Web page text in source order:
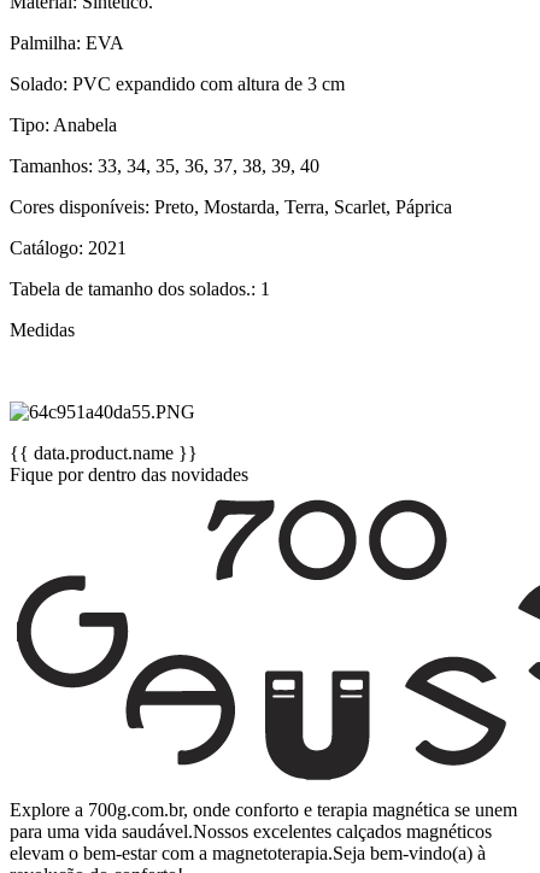
Palmilha: EVA
Solado: PVC expandido com altura de 3 cm
Tipo: Anabela
Tamanhos: 33, 34, 35, 36, 37, 38, 39, 40
Cores disponíveis: Preto, Mostarda, Terra, Scarlet, Páprica
Catálogo: 2021
Tabela de tamanho dos solados.: 1
Medidas
{{ data.product.name }}
Fique por dentro das novidades
Explore a 700g.com.br, onde conforto e terapia magnética se unem
para uma vida saudável.Nossos excelentes calçados magnéticos
elevam o bem-estar com a magnetoterapia.Seja bem-vindo(a) à